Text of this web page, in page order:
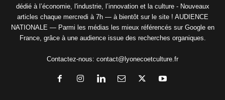
dédié à l’économie, l'industrie, l’innovation et la culture - Nouveaux
articles chaque mercredi à 7h — à bientôt sur le site ! AUDIENCE
NATIONALE — Parmi les médias les mieux référencés sur Google en
France, grâce à une audience issue des recherches organiques.
Contactez-nous: contact@lyonecoetculture.fr